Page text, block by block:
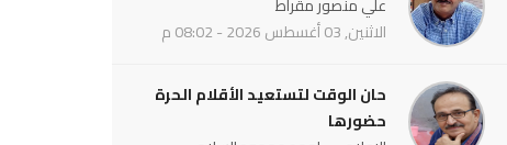
الاثنين, 03 أغسطس 2026 - 08:02 م
حان الوقت لتستعيد الأقلام الحرة
حضورها